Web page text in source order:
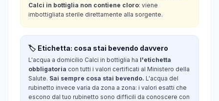
Calci in bottiglia non contiene cloro: viene
imbottigliata sterile direttamente alla sorgente.
🏷️ Etichetta: cosa stai bevendo davvero
L'acqua a domicilio Calci in bottiglia ha l'etichetta
obbligatoria con tutti i valori certificati al Ministero della
Salute. Sai sempre cosa stai bevendo. L'acqua del
rubinetto invece varia da zona a zona: i valori esatti che
escono dal tuo rubinetto sono difficili da conoscere con